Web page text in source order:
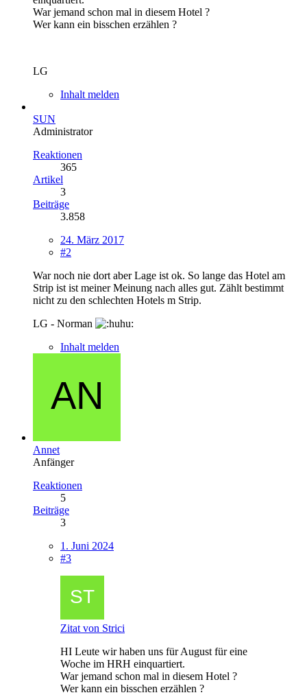
War jemand schon mal in diesem Hotel ?
Wer kann ein bisschen erzählen ?
LG
Inhalt melden
SUN
Administrator
Reaktionen
365
Artikel
3
Beiträge
3.858
24. März 2017
#2
War noch nie dort aber Lage ist ok. So lange das Hotel am
Strip ist ist meiner Meinung nach alles gut. Zählt bestimmt
nicht zu den schlechten Hotels m Strip.
LG - Norman
Inhalt melden
Annet
Anfänger
Reaktionen
5
Beiträge
3
1. Juni 2024
#3
Zitat von Strici
HI Leute wir haben uns für August für eine
Woche im HRH einquartiert.
War jemand schon mal in diesem Hotel ?
Wer kann ein bisschen erzählen ?